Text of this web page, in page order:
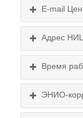
Схема проезда
Выходные:
Схема проезда
Выходные:
E-mail
Адрес
Время
ЭНИО-